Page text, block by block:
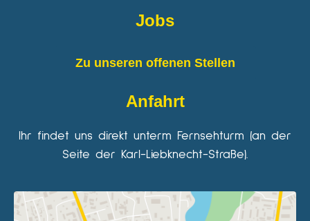
Jobs
Zu unseren offenen Stellen
Anfahrt
Ihr findet uns direkt unterm Fernsehturm (an der
Seite der Karl-Liebknecht-Straße).